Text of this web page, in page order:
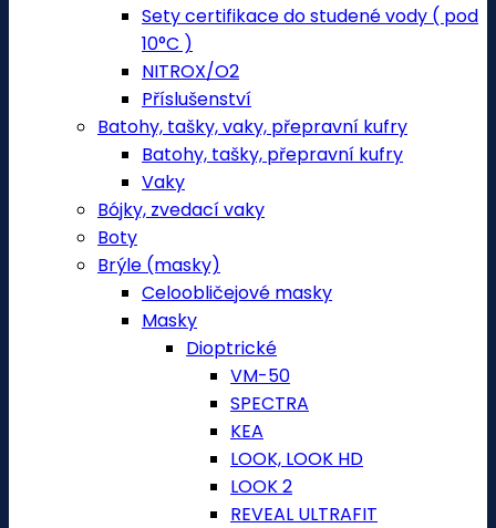
Sety certifikace do studené vody ( pod
10°C )
NITROX/O2
Příslušenství
Batohy, tašky, vaky, přepravní kufry
Batohy, tašky, přepravní kufry
Vaky
Bójky, zvedací vaky
Boty
Brýle (masky)
Celoobličejové masky
Masky
Dioptrické
VM-50
SPECTRA
KEA
LOOK, LOOK HD
LOOK 2
REVEAL ULTRAFIT